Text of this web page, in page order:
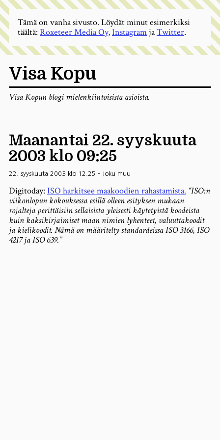
Visa Kopu
Visa Kopun blogi mielenkiintoisista asioista.
Maanantai 22. syyskuuta
2003 klo 09:25
22. syyskuuta 2003 klo 12.25 - Joku muu
Digitoday: ISO harkitsee maakoodien rahastamista. “ISO:n
viikonlopun kokouksessa esillä olleen esityksen mukaan
rojalteja perittäisiin sellaisista yleisesti käytetyistä koodeista
kuin kaksikirjaimiset maan nimien lyhenteet, valuuttakoodit
ja kielikoodit. Nämä on määritelty standardeissa ISO 3166, ISO
4217 ja ISO 639.”
Tämä on vanha sivusto. Löydät minut esimerkiksi
täältä: Roxeteer Media Oy,InstagramjaTwitter.